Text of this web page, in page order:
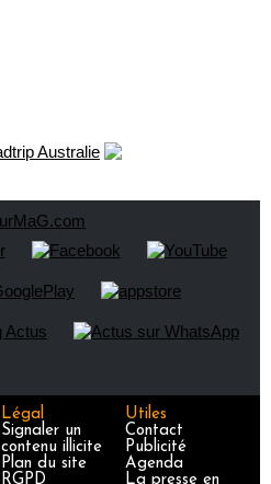
Légal
Signaler un
contenu illicite
Plan du site
RGPD
Utiles
Contact
Publicité
Agenda
La presse en